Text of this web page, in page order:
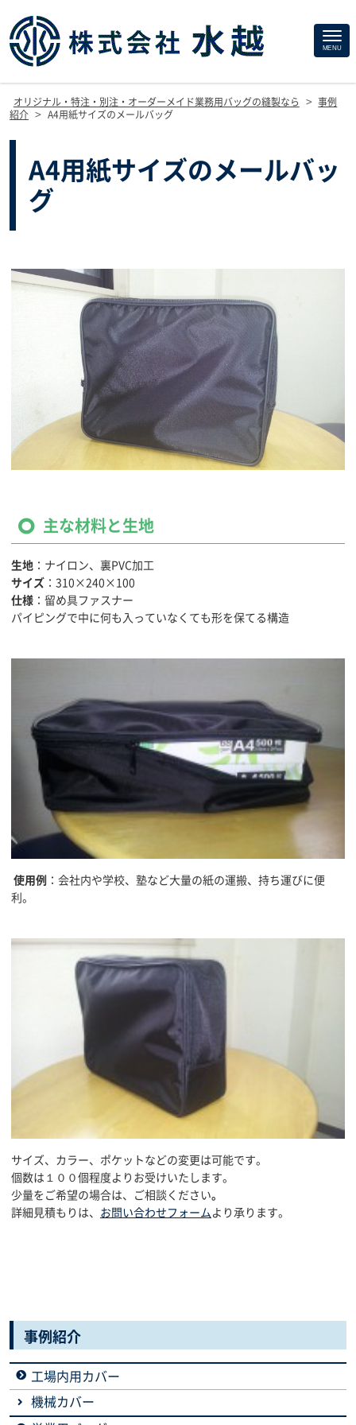
MENU
オリジナル・特注・別注・オーダーメイド業務用バッグの縫製なら >
事例
紹介
> A4用紙サイズのメールバッグ
A4用紙サイズのメールバッ
グ
主な材料と生地
生地 ：ナイロン、裏PVC加工
サイズ ：310×240×100
仕様 ：留め具ファスナー
パイピングで中に何も入っていなくても形を保てる構造
使用例
：会社内や学校、塾など大量の紙の運搬、持ち運びに便
利。
サイズ、カラー、ポケットなどの変更は可能です。
個数は１００個程度よりお受けいたします。
少量をご希望の場合は、ご相談ください。
詳細見積もりは、 お問い合わせフォーム より承ります。
事例紹介
工場内用カバー
機械カバー
Site